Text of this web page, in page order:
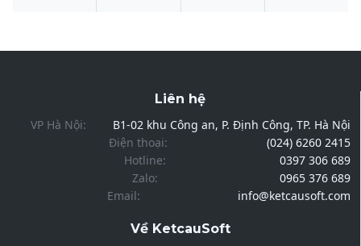
Liên hệ
VP Hà Nội:
B1-02 khu Công an, P. Định Công, TP. Hà Nội
Điện thoại:
(024) 6260 2415
Hotline:
0397 306 689
Zalo:
0965 376 689
Email:
info@ketcausoft.com
Về KetcauSoft